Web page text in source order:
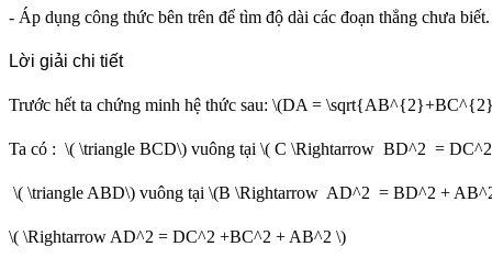
- Áp dụng công thức bên trên để tìm độ dài các đoạn thẳng chưa biết.
Lời giải chi tiết
Trước hết ta chứng minh hệ thức sau: \(DA =
Ta có : \( \triangle BCD\) vuông tại \( C \Rightarrow BD^2 =
\( \triangle ABD\) vuông tại \(B \Rightarrow AD^2 = BD^2 +
\( \Rightarrow AD^2 = DC^2 +BC^2 + AB^2 \)